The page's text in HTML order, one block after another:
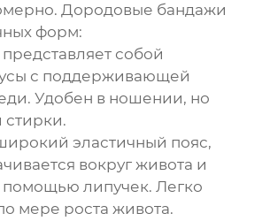
Дородовые бандажи
форм:
представляет собой
с поддерживающей
Удобен в ношении, но
стирки.
эластичный пояс,
вокруг живота и
помощью липучек. Легко
мере роста живота.